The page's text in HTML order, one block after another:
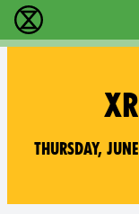
Extinction
Thursday,